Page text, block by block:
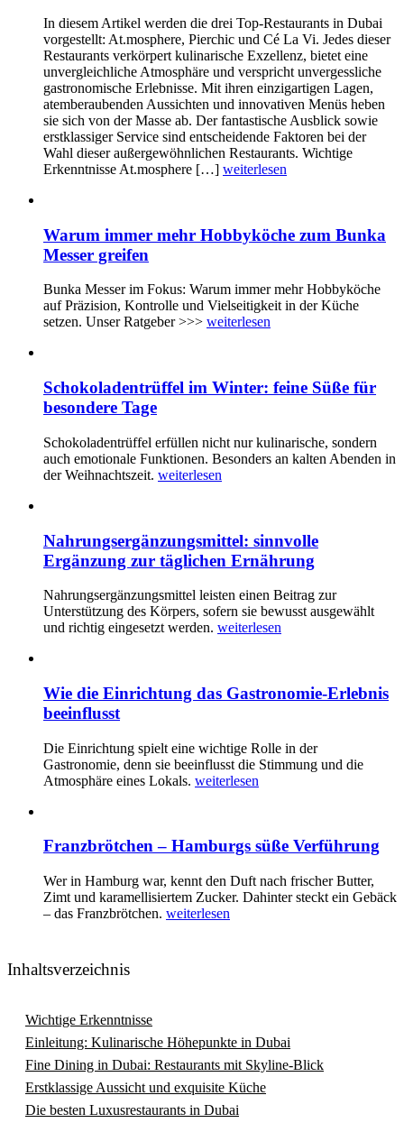
In diesem Artikel werden die drei Top-Restaurants in Dubai
vorgestellt: At.mosphere, Pierchic und Cé La Vi. Jedes dieser
Restaurants verkörpert kulinarische Exzellenz, bietet eine
unvergleichliche Atmosphäre und verspricht unvergessliche
gastronomische Erlebnisse. Mit ihren einzigartigen Lagen,
atemberaubenden Aussichten und innovativen Menüs heben
sie sich von der Masse ab. Der fantastische Ausblick sowie
erstklassiger Service sind entscheidende Faktoren bei der
Wahl dieser außergewöhnlichen Restaurants. Wichtige
Erkenntnisse At.mosphere […] weiterlesen
Warum immer mehr Hobbyköche zum Bunka
Messer greifen
Bunka Messer im Fokus: Warum immer mehr Hobbyköche
auf Präzision, Kontrolle und Vielseitigkeit in der Küche
setzen. Unser Ratgeber >>> weiterlesen
Schokoladentrüffel im Winter: feine Süße für
besondere Tage
Schokoladentrüffel erfüllen nicht nur kulinarische, sondern
auch emotionale Funktionen. Besonders an kalten Abenden in
der Weihnachtszeit. weiterlesen
Nahrungsergänzungsmittel: sinnvolle
Ergänzung zur täglichen Ernährung
Nahrungsergänzungsmittel leisten einen Beitrag zur
Unterstützung des Körpers, sofern sie bewusst ausgewählt
und richtig eingesetzt werden. weiterlesen
Wie die Einrichtung das Gastronomie-Erlebnis
beeinflusst
Die Einrichtung spielt eine wichtige Rolle in der
Gastronomie, denn sie beeinflusst die Stimmung und die
Atmosphäre eines Lokals. weiterlesen
Franzbrötchen – Hamburgs süße Verführung
Wer in Hamburg war, kennt den Duft nach frischer Butter,
Zimt und karamellisiertem Zucker. Dahinter steckt ein Gebäck
– das Franzbrötchen. weiterlesen
Inhaltsverzeichnis
Wichtige Erkenntnisse
Einleitung: Kulinarische Höhepunkte in Dubai
Fine Dining in Dubai: Restaurants mit Skyline-Blick
Erstklassige Aussicht und exquisite Küche
Die besten Luxusrestaurants in Dubai